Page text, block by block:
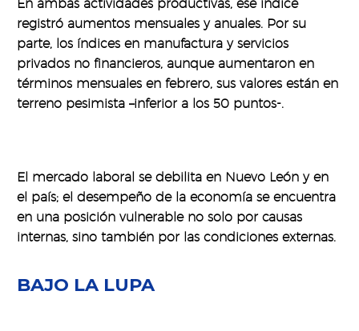
En ambas actividades productivas, ese índice
registró aumentos mensuales y anuales. Por su
parte, los índices en manufactura y servicios
privados no financieros, aunque aumentaron en
términos mensuales en febrero, sus valores están en
terreno pesimista –inferior a los 50 puntos-.
El mercado laboral se debilita en Nuevo León y en
el país; el desempeño de la economía se encuentra
en una posición vulnerable no solo por causas
internas, sino también por las condiciones externas.
BAJO LA LUPA